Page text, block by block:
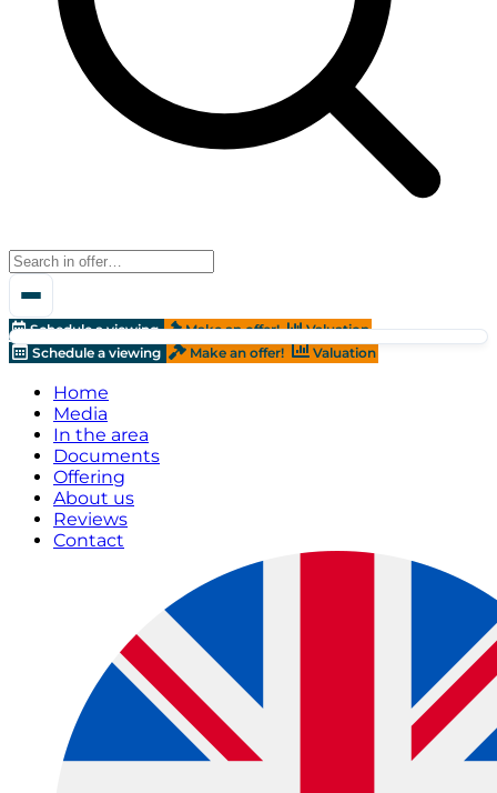
Schedule a viewing Make an offer!
Valuation
Schedule a viewing
Make an offer! Valuation
Home
Media
In the area
Documents
Offering
About us
Reviews
Contact